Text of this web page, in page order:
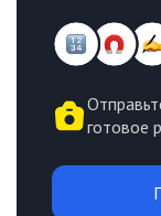
готовое